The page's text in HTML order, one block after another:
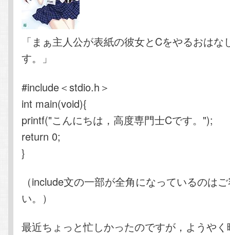
「まぁ主人公が表紙の彼女とCをやるおはな
す。」
#include＜stdio.h＞
int main(void){
printf("こんにちは，高度専門士Cです。");
return 0;
}
（include文の一部が全角になっているのは
い。）
最近ちょっと忙しかったのですが，ようや